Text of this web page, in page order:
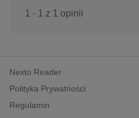
1 - 1 z 1 opinii
Nexto Reader
Polityka Prywatności
Regulamin